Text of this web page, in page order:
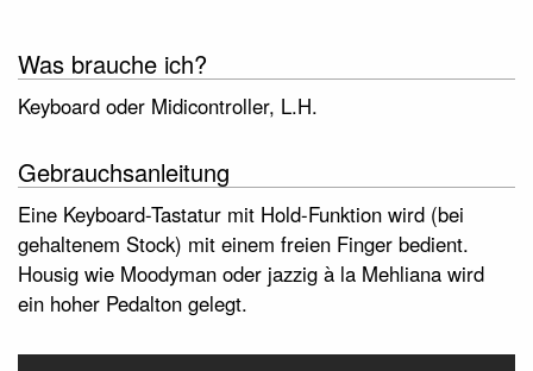
Was brauche ich?
Keyboard oder Midicontroller, L.H.
Gebrauchsanleitung
Eine Keyboard-Tastatur mit Hold-Funktion wird (bei
gehaltenem Stock) mit einem freien Finger bedient.
Housig wie Moodyman oder jazzig à la Mehliana wird
ein hoher Pedalton gelegt.